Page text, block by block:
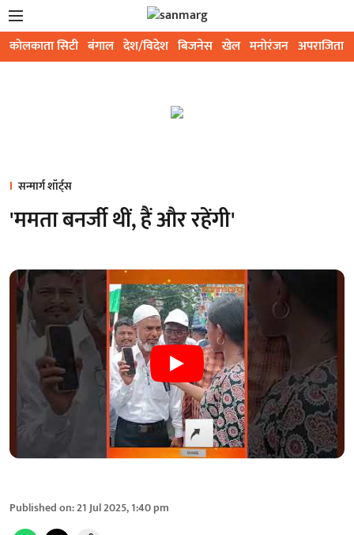
कोलकाता सिटी बंगाल देश/विदेश बिजनेस खेल मनोरंजन अपराजिता
सन्मार्ग शॉर्ट्स
'ममता बनर्जी थीं, हैं और रहेंगी'
Published on:21 Jul 2025, 1:40 pm